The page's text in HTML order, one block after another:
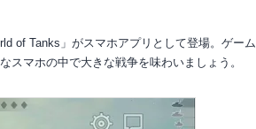
of Tanks」がスマホアプリとして登場。ゲーム
スマホの中で大きな戦争を味わいましょう。